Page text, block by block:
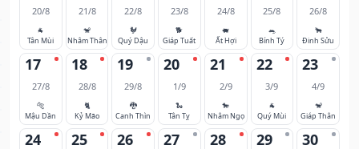
20/8
🐐
Tân Mùi
21/8
🐒
Nhâm Thân
22/8
🐓
Quý Dậu
23/8
🐕
Giáp Tuất
24/8
🐖
Ất Hợi
25/8
🐀
Bính Tý
26/8
🐂
Đinh Sửu
17
27/8
🐅
Mậu Dần
18
28/8
🐈
Kỷ Mão
19
29/8
🐉
Canh Thìn
20
1/9
🐍
Tân Tỵ
21
2/9
🐎
Nhâm Ngọ
22
3/9
🐐
Quý Mùi
23
4/9
🐒
Giáp Thân
24 25 26 27 28 29 30